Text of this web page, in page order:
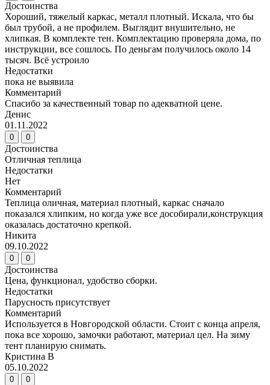
Достоинства
Хороший, тяжелый каркас, металл плотный. Искала, что бы
был трубой, а не профилем. Выглядит внушительно, не
хлипкая. В комплекте тен. Комплектацию проверяла дома, по
инструкции, все сошлось. По деньгам получилось около 14
тысяч. Всё устроило
Недостатки
пока не выявила
Комментарий
Спасибо за качественный товар по адекватной цене.
Денис
01.11.2022
0 0
Достоинства
Отличная теплица
Недостатки
Нет
Комментарий
Теплица оличная, материал плотный, каркас сначало
показался хлипким, но когда уже все дособирали,конструкция
оказалась достаточно крепкой.
Никита
09.10.2022
0 0
Достоинства
Цена, функционал, удобство сборки.
Недостатки
Парусность присутствует
Комментарий
Используется в Новгородской области. Стоит с конца апреля,
пока все хорошо, замочки работают, материал цел. На зиму
тент планирую снимать.
Кристина В
05.10.2022
0 0